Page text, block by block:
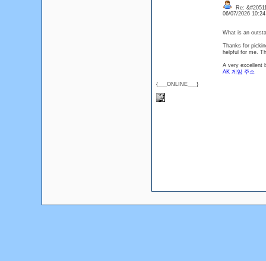
{___ONLINE___}
Re:
06/07/2026
What is an
Thanks for
helpful for me.
A very excellent
AK 게임 주소